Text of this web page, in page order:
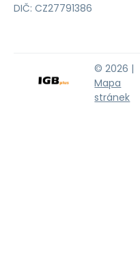
DIČ: CZ27791386
© 2026 |
Mapa
stránek